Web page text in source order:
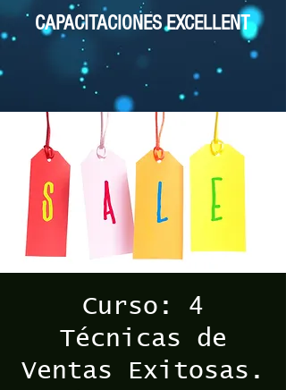
CAPACITACIONES EXCELLENT
Curso: 4
Técnicas de
Ventas Exitosas.